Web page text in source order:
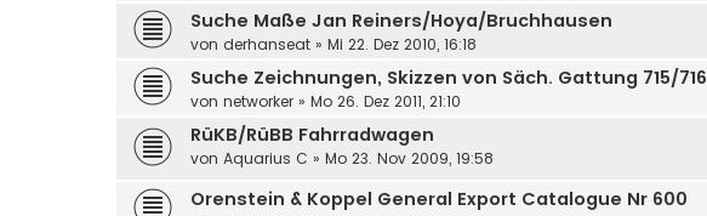
Suche Maße Jan Reiners/Hoya/Bruchhausen
von derhanseat » Mi 22. Dez 2010, 16:18
Suche Zeichnungen, Skizzen von Säch. Gattung 715/716
von networker » Mo 26. Dez 2011, 21:10
RüKB/RüBB Fahrradwagen
von Aquarius C » Mo 23. Nov 2009, 19:58
Orenstein & Koppel General Export Catalogue Nr 600